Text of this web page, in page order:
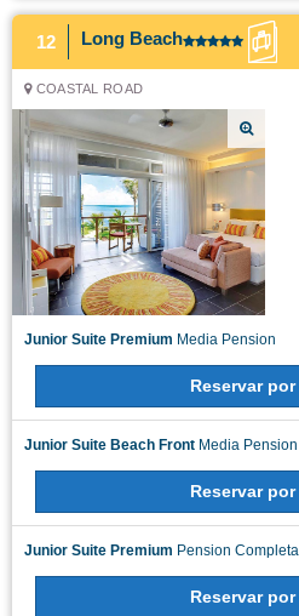
12 Long Beach
COASTAL ROAD
Junior Suite Premium Media Pension
Reservar por
Junior Suite Beach Front Media Pension
Reservar por
Junior Suite Premium Pension Completa
Reservar por